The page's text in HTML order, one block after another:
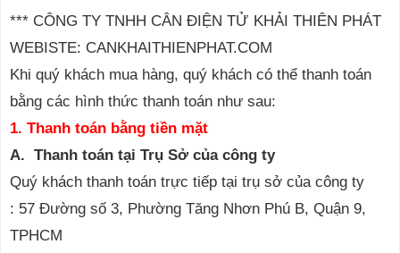
*** CÔNG TY TNHH CÂN ĐIỆN TỬ KHẢI THIÊN PHÁT
WEBISTE: CANKHAITHIENPHAT.COM
Khi quý khách mua hàng, quý khách có thể thanh toán
bằng các hình thức thanh toán như sau:
1. Thanh toán bằng tiền mặt
A. Thanh toán tại Trụ Sở của công ty
Quý khách thanh toán trực tiếp tại trụ sở của công ty
: 57 Đường số 3, Phường Tăng Nhơn Phú B, Quận 9,
TPHCM